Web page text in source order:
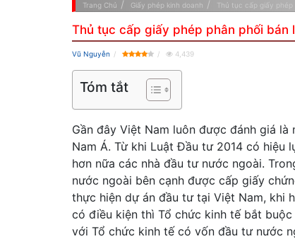
Trang Chủ Giấy phép kinh doanh Thủ tục cấp giấy phép
Thủ tục cấp giấy phép phân phối bán
Vũ Nguyễn 4,439
Tóm tắt
Gần đây Việt Nam luôn được đánh giá
Nam Á. Từ khi Luật Đầu tư 2014 có hiệu
hơn nữa các nhà đầu tư nước ngoài.
nước ngoài bên cạnh được cấp giấy
thực hiện dự án đầu tư tại Việt Nam, khi
có điều kiện thì Tổ chức kinh tế bắt
với Tổ chức kinh tế có vốn đầu tư nước